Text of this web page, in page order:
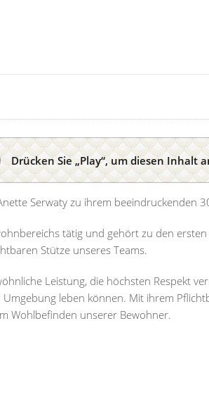
Drücken Sie „Play“, um diesen Inhalt
Serwaty zu ihrem beeindruckenden
tätig und gehört zu den
Stütze unseres Teams.
Leistung, die höchsten Respekt
leben können. Mit ihrem
Wohlbefinden unserer Bewohner.